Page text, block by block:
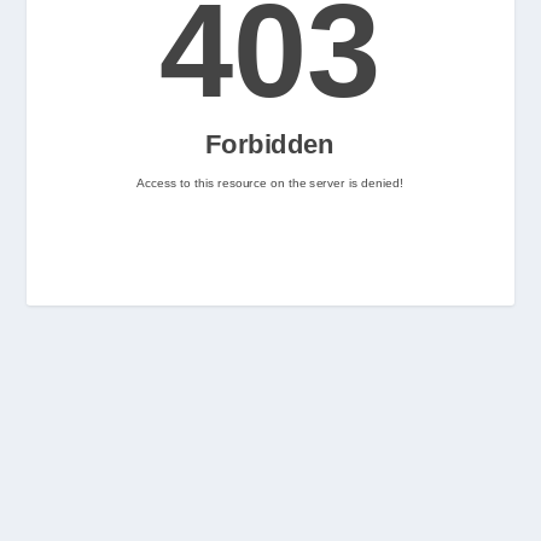
2
Nintenhype.Cat @nintenhype.cat
📅 Ja tenim aquí els
setmana? 👀